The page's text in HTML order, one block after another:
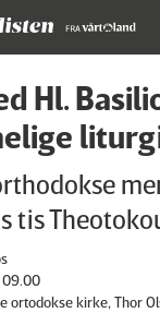
Hl.
tis
09.00
ortodokse kirke, Thor